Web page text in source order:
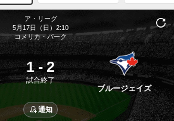
ア・リーグ
5月17日（日）2:10
コメリカ・パーク
1 - 2
試合終了
ブルージェイズ
通知